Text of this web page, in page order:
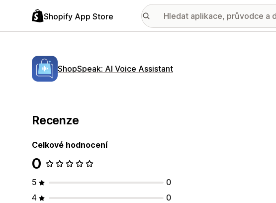
Shopify App Store
ShopSpeak: AI Voice Assistant
Recenze
Celkové hodnocení
0
5
0
4
0